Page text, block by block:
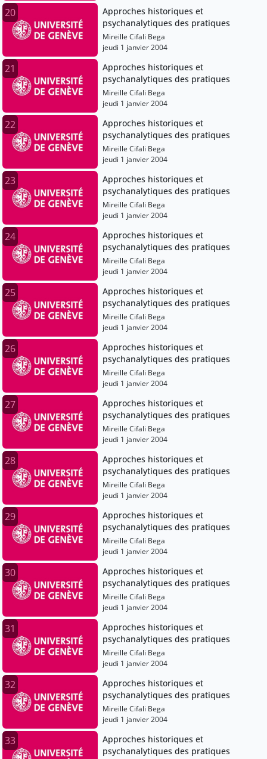
20
Approches historiques et
psychanalytiques des pratiques
Mireille Cifali Bega
jeudi 1 janvier 2004
21
Approches historiques et
psychanalytiques des pratiques
Mireille Cifali Bega
jeudi 1 janvier 2004
22
Approches historiques et
psychanalytiques des pratiques
Mireille Cifali Bega
jeudi 1 janvier 2004
23
Approches historiques et
psychanalytiques des pratiques
Mireille Cifali Bega
jeudi 1 janvier 2004
24
Approches historiques et
psychanalytiques des pratiques
Mireille Cifali Bega
jeudi 1 janvier 2004
25
Approches historiques et
psychanalytiques des pratiques
Mireille Cifali Bega
jeudi 1 janvier 2004
26
Approches historiques et
psychanalytiques des pratiques
Mireille Cifali Bega
jeudi 1 janvier 2004
27
Approches historiques et
psychanalytiques des pratiques
Mireille Cifali Bega
jeudi 1 janvier 2004
28
Approches historiques et
psychanalytiques des pratiques
Mireille Cifali Bega
jeudi 1 janvier 2004
29
Approches historiques et
psychanalytiques des pratiques
Mireille Cifali Bega
jeudi 1 janvier 2004
30
Approches historiques et
psychanalytiques des pratiques
Mireille Cifali Bega
jeudi 1 janvier 2004
31
Approches historiques et
psychanalytiques des pratiques
Mireille Cifali Bega
jeudi 1 janvier 2004
32
Approches historiques et
psychanalytiques des pratiques
Mireille Cifali Bega
jeudi 1 janvier 2004
33
Approches historiques et
psychanalytiques des pratiques